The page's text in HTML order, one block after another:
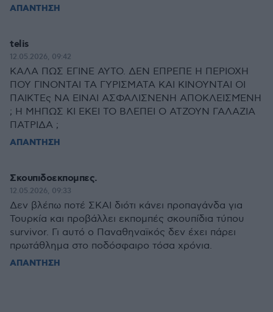
ΑΠΑΝΤΗΣΗ
telis
12.05.2026, 09:42
ΚΑΛΑ ΠΩΣ ΕΓΙΝΕ ΑΥΤΟ. ΔΕΝ ΕΠΡΕΠΕ Η ΠΕΡΙΟΧΗ
ΠΟΥ ΓΙΝΟΝΤΑΙ ΤΑ ΓΥΡΙΣΜΑΤΑ ΚΑΙ ΚΙΝΟΥΝΤΑΙ ΟΙ
ΠΑΙΚΤΕς ΝΑ ΕΙΝΑΙ ΑΣΦΑΛΙΣΝΕΝΗ ΑΠΟΚΛΕΙΣΜΈΝΗ
; Η ΜΗΠΩΣ ΚΙ ΕΚΕΙ ΤΟ ΒΛΕΠΕΙ Ο ΑΤΖΟΥΝ ΓΑΛΑΖΙΑ
ΠΑΤΡΙΔΑ ;
ΑΠΑΝΤΗΣΗ
Σκουπιδοεκπομπες.
12.05.2026, 09:33
Δεν βλέπω ποτέ ΣΚΑΙ διότι κάνει προπαγάνδα για
Τουρκία και προβάλλει εκπομπές σκουπίδια τύπου
survivor. Γι αυτό ο Παναθηναϊκός δεν έχει πάρει
πρωτάθλημα στο ποδόσφαιρο τόσα χρόνια.
ΑΠΑΝΤΗΣΗ